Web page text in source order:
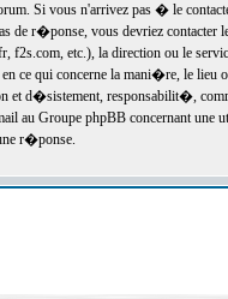
Si vous n'arrivez pas � le
de r�ponse, vous devriez
f2s.com, etc.), la direction ou le
ce qui concerne la mani�re, le
et d�sistement, responsabilit�,
au Groupe phpBB concernant une
r�ponse.